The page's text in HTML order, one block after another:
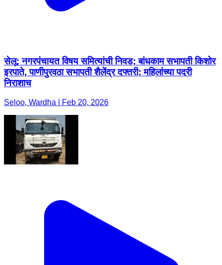
सेलू: नगरपंचायत विषय समित्यांची निवड; बांधकाम सभापती किशोर
इरपाते, पाणीपुरवठा सभापती शैलेंद्र दफ्तरी; महिलांच्या पदरी
निराशाच
Seloo, Wardha | Feb 20, 2026